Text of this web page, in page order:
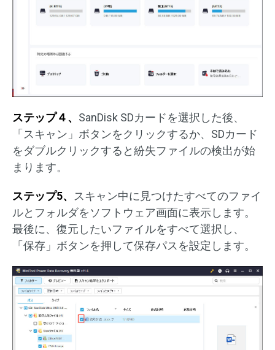
ステップ４、 SanDisk SDカードを選択した後、
「スキャン」ボタンをクリックするか、SDカード
をダブルクリックすると紛失ファイルの検出が始
まります。
ステップ5、 スキャン中に見つけたすべてのファイ
ルとフォルダをソフトウェア画面に表示します。
最後に、復元したいファイルをすべて選択し、
「保存」ボタンを押して保存パスを設定します。